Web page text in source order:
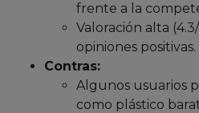
frente a la
Valoración alta
opiniones positivas.
Contras:
Algunos usuarios
como plástico